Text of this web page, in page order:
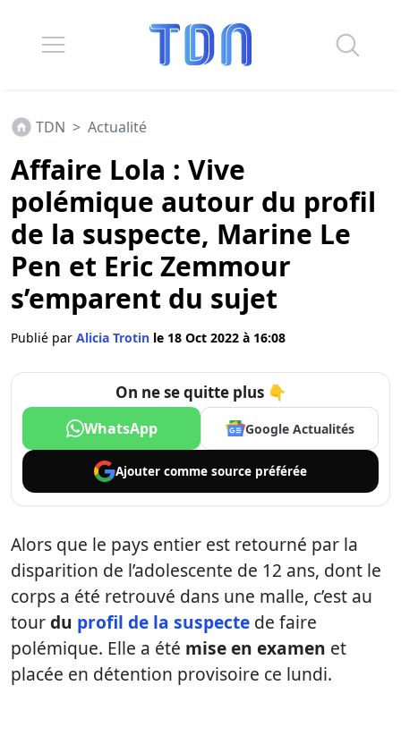
TDN > Actualité
Affaire Lola : Vive
polémique autour du profil
de la suspecte, Marine Le
Pen et Eric Zemmour
s’emparent du sujet
Publié par Alicia Trotin le 18 Oct 2022 à 16:08
On ne se quitte plus 👇
WhatsApp Google Actualités
Ajouter comme source préférée
Alors que le pays entier est retourné par la
disparition de l’adolescente de 12 ans, dont le
corps a été retrouvé dans une malle, c’est au
tourdu profil de la suspecte de faire
polémique. Elle a été mise en examen et
placée en détention provisoire ce lundi.